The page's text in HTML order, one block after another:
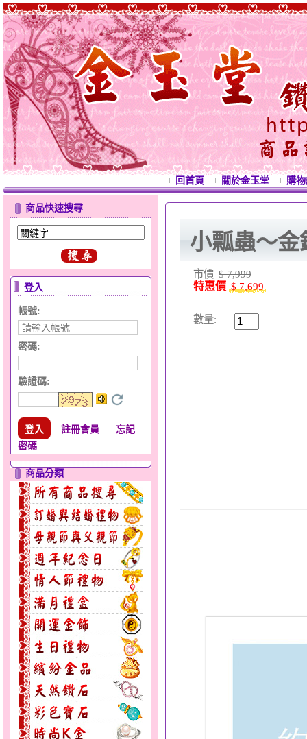
回首頁 關於金玉堂 購
商品快速搜尋
登入
帳號:
密碼:
驗證碼:
註冊會員
忘記
密碼
商品分類
小瓢蟲～金
市價 $ 7,999
特惠價 $ 7,699
數量: